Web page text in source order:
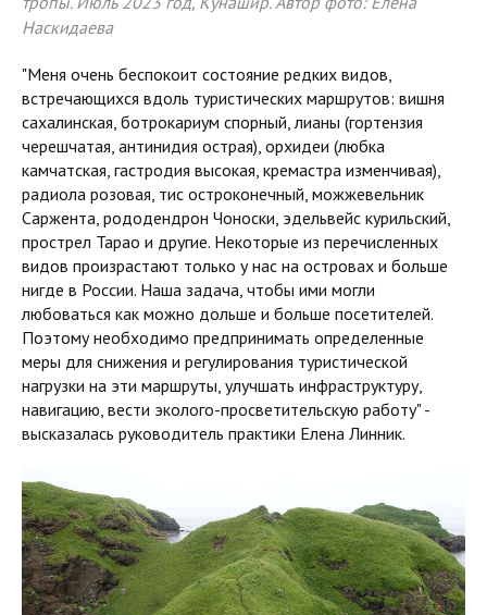
Наскидаева
"Меня очень беспокоит состояние редких видов,
встречающихся вдоль туристических маршрутов: вишня
сахалинская, ботрокариум спорный, лианы (гортензия
черешчатая, антинидия острая), орхидеи (любка
камчатская, гастродия высокая, кремастра изменчивая),
радиола розовая, тис остроконечный, можжевельник
Саржента, рододендрон Чоноски, эдельвейс курильский,
прострел Тарао и другие. Некоторые из перечисленных
видов произрастают только у нас на островах и больше
нигде в России. Наша задача, чтобы ими могли
любоваться как можно дольше и больше посетителей.
Поэтому необходимо предпринимать определенные
меры для снижения и регулирования туристической
нагрузки на эти маршруты, улучшать инфраструктуру,
навигацию, вести эколого-просветительскую работу" -
высказалась руководитель практики Елена Линник.